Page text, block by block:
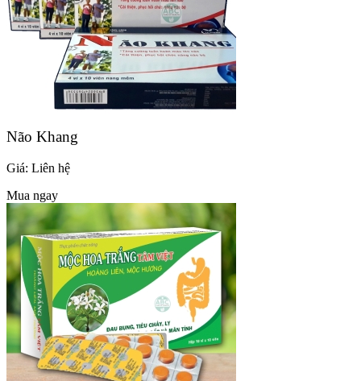
Não Khang
Giá: Liên hệ
Mua ngay